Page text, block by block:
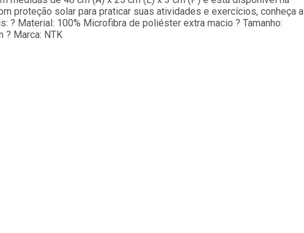
proteção solar para praticar suas atividades e exercícios, conheça a
? Material: 100% Microfibra de poliéster extra macio ? Tamanho:
? Marca: NTK